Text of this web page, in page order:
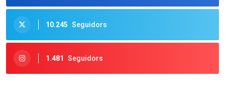
10.245 Seguidors
1.481 Seguidors